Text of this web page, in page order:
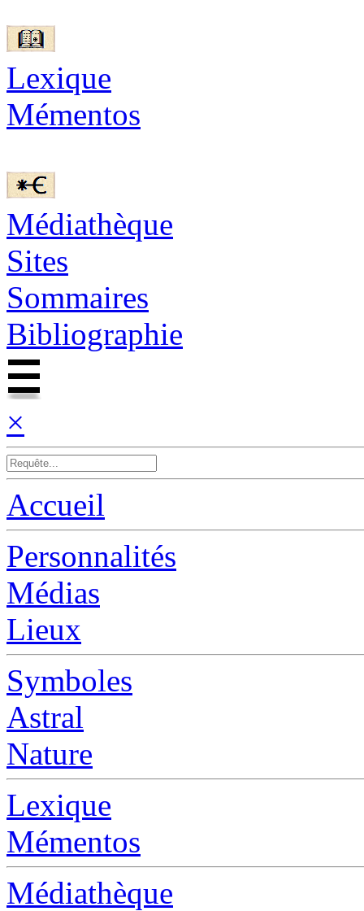
Lexique
Mémentos
Médiathèque
Sites
Sommaires
Bibliographie
×
Accueil
Personnalités
Médias
Lieux
Symboles
Astral
Nature
Lexique
Mémentos
Médiathèque